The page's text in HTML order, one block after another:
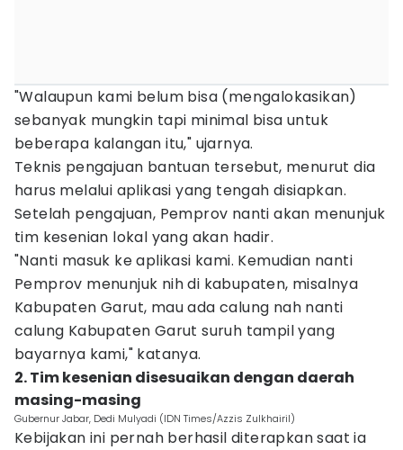
"Walaupun kami belum bisa (mengalokasikan)
sebanyak mungkin tapi minimal bisa untuk
beberapa kalangan itu," ujarnya.
Teknis pengajuan bantuan tersebut, menurut dia
harus melalui aplikasi yang tengah disiapkan.
Setelah pengajuan, Pemprov nanti akan menunjuk
tim kesenian lokal yang akan hadir.
"Nanti masuk ke aplikasi kami. Kemudian nanti
Pemprov menunjuk nih di kabupaten, misalnya
Kabupaten Garut, mau ada calung nah nanti
calung Kabupaten Garut suruh tampil yang
bayarnya kami," katanya.
2. Tim kesenian disesuaikan dengan daerah
masing-masing
Gubernur Jabar, Dedi Mulyadi (IDN Times/Azzis Zulkhairil)
Kebijakan ini pernah berhasil diterapkan saat ia